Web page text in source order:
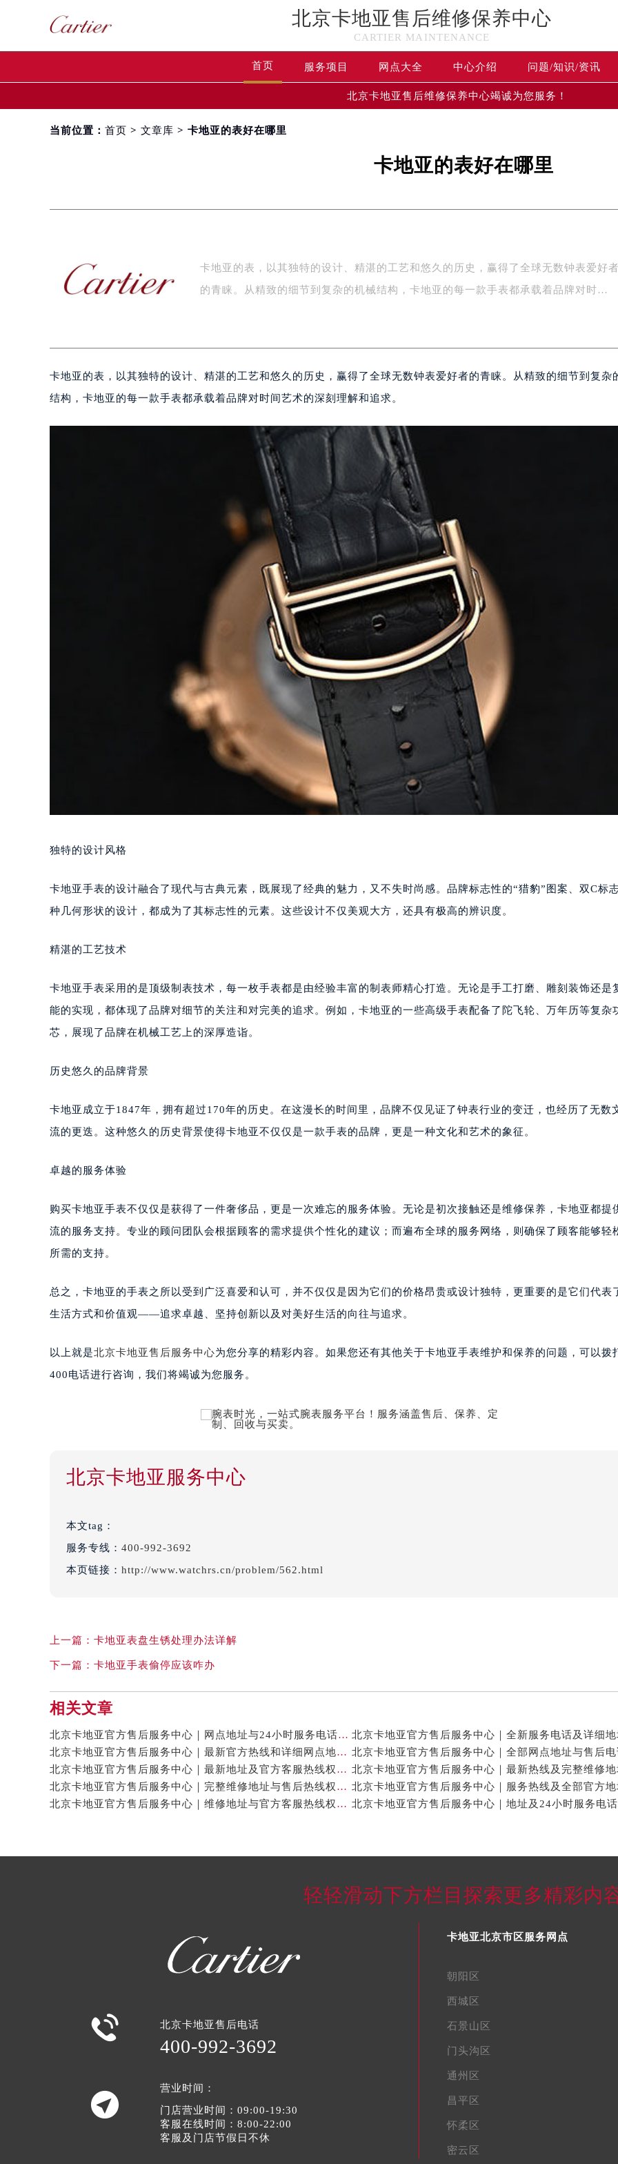
北京卡地亚售后维修保养中心
CARTIER MAINTENANCE
首页 服务项目 网点大全 中心介绍 问题/知识/资讯
北京卡地亚售后维修保养中心竭诚为您服务！
当前位置： 首页 > 文章库 > 卡地亚的表好在哪里
卡地亚的表好在哪里
卡地亚的表，以其独特的设计、精湛的工艺和悠久的历史，赢得了全球无数钟表爱好者
的青睐。从精致的细节到复杂的机械结构，卡地亚的每一款手表都承载着品牌对时…
卡地亚的表，以其独特的设计、精湛的工艺和悠久的历史，赢得了全球无数钟表爱好者的青睐。从精致的细节到复杂
结构，卡地亚的每一款手表都承载着品牌对时间艺术的深刻理解和追求。
独特的设计风格
卡地亚手表的设计融合了现代与古典元素，既展现了经典的魅力，又不失时尚感。品牌标志性的“猎豹”图案、双C标
种几何形状的设计，都成为了其标志性的元素。这些设计不仅美观大方，还具有极高的辨识度。
精湛的工艺技术
卡地亚手表采用的是顶级制表技术，每一枚手表都是由经验丰富的制表师精心打造。无论是手工打磨、雕刻装饰还是
能的实现，都体现了品牌对细节的关注和对完美的追求。例如，卡地亚的一些高级手表配备了陀飞轮、万年历等复杂
芯，展现了品牌在机械工艺上的深厚造诣。
历史悠久的品牌背景
卡地亚成立于1847年，拥有超过170年的历史。在这漫长的时间里，品牌不仅见证了钟表行业的变迁，也经历了无数
流的更迭。这种悠久的历史背景使得卡地亚不仅仅是一款手表的品牌，更是一种文化和艺术的象征。
卓越的服务体验
购买卡地亚手表不仅仅是获得了一件奢侈品，更是一次难忘的服务体验。无论是初次接触还是维修保养，卡地亚都提
流的服务支持。专业的顾问团队会根据顾客的需求提供个性化的建议；而遍布全球的服务网络，则确保了顾客能够轻
所需的支持。
总之，卡地亚的手表之所以受到广泛喜爱和认可，并不仅仅是因为它们的价格昂贵或设计独特，更重要的是它们代表
生活方式和价值观——追求卓越、坚持创新以及对美好生活的向往与追求。
以上就是北京卡地亚售后服务中心为您分享的精彩内容。如果您还有其他关于卡地亚手表维护和保养的问题，可以拨
400电话进行咨询，我们将竭诚为您服务。
北京卡地亚服务中心
本文tag：
服务专线： 400-992-3692
本页链接： http://www.watchrs.cn/problem/562.html
上一篇： 卡地亚表盘生锈处理办法详解
下一篇： 卡地亚手表偷停应该咋办
相关文章
北京卡地亚官方售后服务中心｜网点地址与24小时服务电话权威信息公示（2026年7月最新）
北京卡地亚官方售后服务中心｜最新官方热线和详细网点地址权威信息公示（2026年7月最新）
北京卡地亚官方售后服务中心｜最新地址及官方客服热线权威信息公示（2026年7月最新）
北京卡地亚官方售后服务中心｜完整维修地址与售后热线权威信息公示（2026年7月最新）
北京卡地亚官方售后服务中心｜维修地址与官方客服热线权威信息公示（2026年7月最新）
轻轻滑动下方栏目探索更多精彩内
 北京卡地亚售后电话
400-992-3692

营业时间：
门店营业时间：09:00-19:30
客服在线时间：8:00-22:00
客服及门店节假日不休
卡地亚北京市区服务网点
朝阳区
西城区
石景山区
门头沟区
通州区
昌平区
怀柔区
密云区